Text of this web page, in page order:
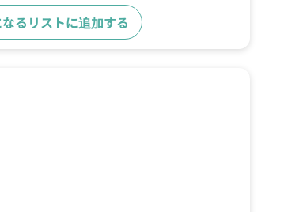
るリストに追加する